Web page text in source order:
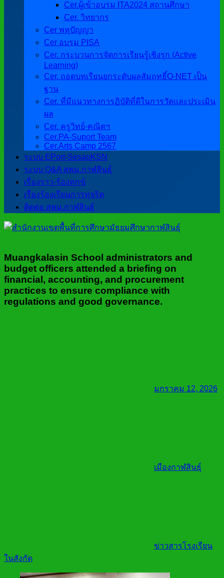
Cer.ผู้เข้าอบรม ITA2024 สถานศึกษา
Cer. วิทยากร
Cer พหุปัญญา
Cer อบรม PISA
Cer. กระบวนการจัดการเรียนรู้เชิงรุก (Active
Learning)
Cer. ถอดบทเรียนยกระดับผลสัมฤทธิ์O-NET เป็น
ฐาน
Cer. ที่มีแนวทางการฏิบัติที่ดีในการวัดและประเมิน
ผล
Cer. ครูวิทย์-คณิตฯ
Cer.PA-Suport Team
Cer.Arts Camp 2567
ระบบ EPort-SesaoKSN
ระบบ Q&A สพม.กาฬสินธุ์
เรื่องราว-ร้องทุกข์
เรื่องร้องเรียนการทุจริต
ติดต่อ สพม.กาฬสินธุ์
Muangkalasin School administrators and
budget officers attended a briefing on
financial, accounting, and procurement
practices to ensure compliance with
regulations and good governance.
มกราคม 12, 2026
เมืองกาฬสินธุ์
ข่าวสารโรงเรียน
ในสังกัด